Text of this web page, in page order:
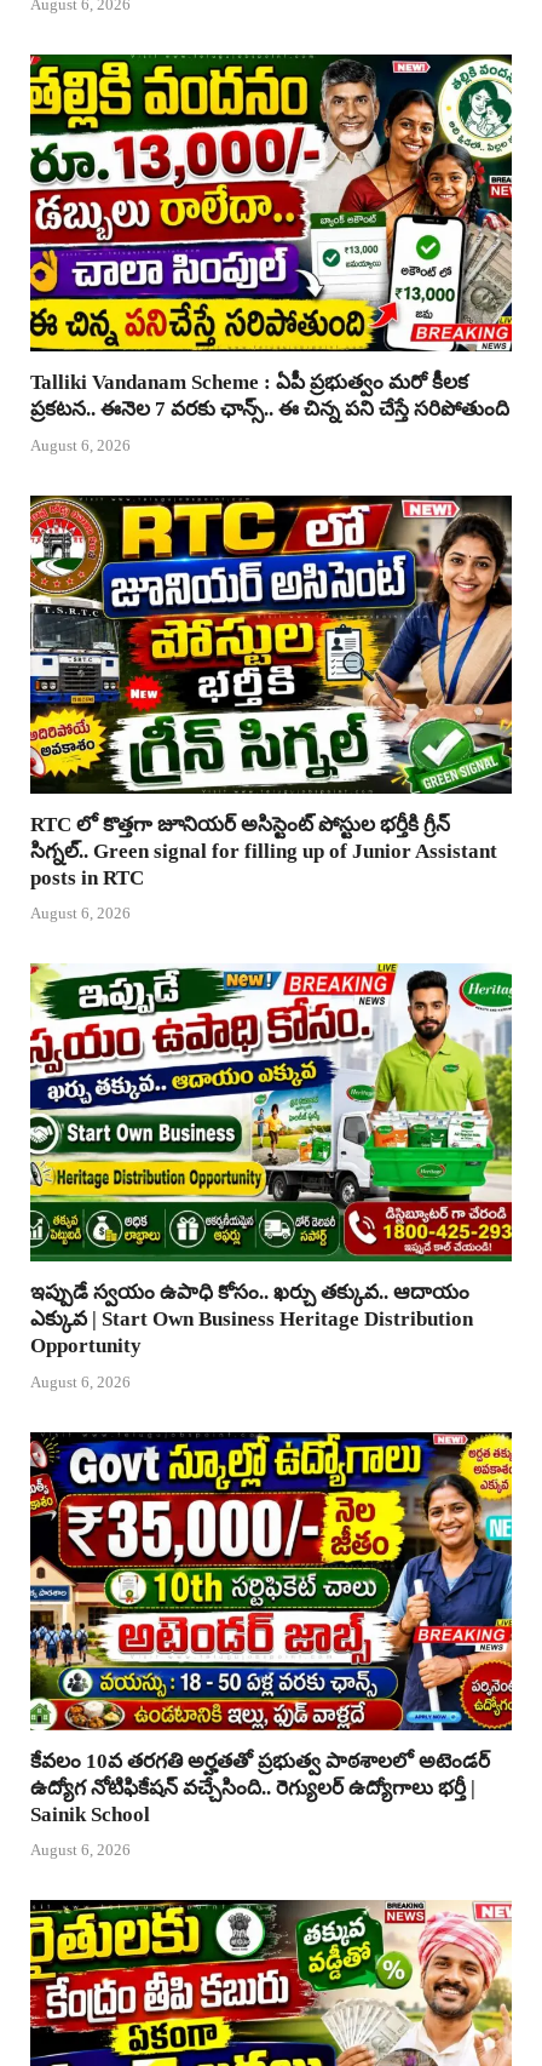
August 6, 2026
Talliki Vandanam Scheme : ఏపీ ప్రభుత్వం మరో కీలక
ప్రకటన.. ఈనెల 7 వరకు ఛాన్స్.. ఈ చిన్న పని చేస్తే సరిపోతుంది
August 6, 2026
RTC లో కొత్తగా జూనియర్ అసిస్టెంట్ పోస్టుల భర్తీకి గ్రీన్
సిగ్నల్.. Green signal for filling up of Junior Assistant
posts in RTC
August 6, 2026
ఇప్పుడే స్వయం ఉపాధి కోసం.. ఖర్చు తక్కువ.. ఆదాయం
ఎక్కువ | Start Own Business Heritage Distribution
Opportunity
August 6, 2026
కేవలం 10వ తరగతి అర్హతతో ప్రభుత్వ పాఠశాలలో అటెండర్
ఉద్యోగ నోటిఫికేషన్ వచ్చేసింది.. రెగ్యులర్ ఉద్యోగాలు భర్తీ |
Sainik School
August 6, 2026